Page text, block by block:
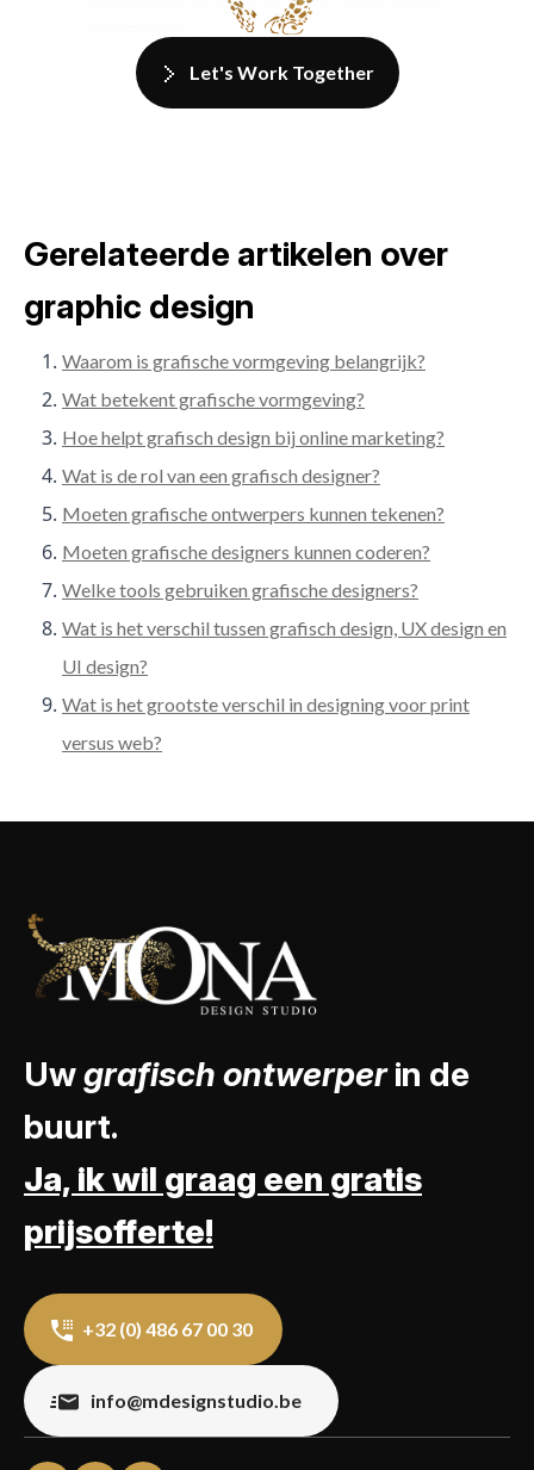
Let's Work Together
Gerelateerde artikelen over
graphic design
Waarom is grafische vormgeving belangrijk?
Wat betekent grafische vormgeving?
Hoe helpt grafisch design bij online marketing?
Wat is de rol van een grafisch designer?
Moeten grafische ontwerpers kunnen tekenen?
Moeten grafische designers kunnen coderen?
Welke tools gebruiken grafische designers?
Wat is het verschil tussen grafisch design, UX design en
UI design?
Wat is het grootste verschil in designing voor print
versus web?
Uwgrafisch ontwerperin de
buurt.
Ja, ik wil graag een gratis
prijsofferte!
+32 (0) 486 67 00 30
info@mdesignstudio.be